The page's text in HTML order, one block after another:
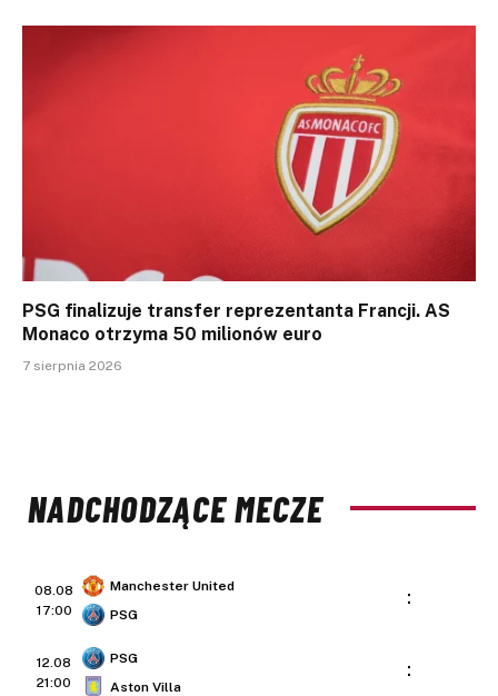
PSG finalizuje transfer reprezentanta Francji. AS
Monaco otrzyma 50 milionów euro
7 sierpnia 2026
NADCHODZĄCE MECZE
08.08
17:00
Manchester United
PSG
:
12.08
21:00
PSG
Aston Villa
: